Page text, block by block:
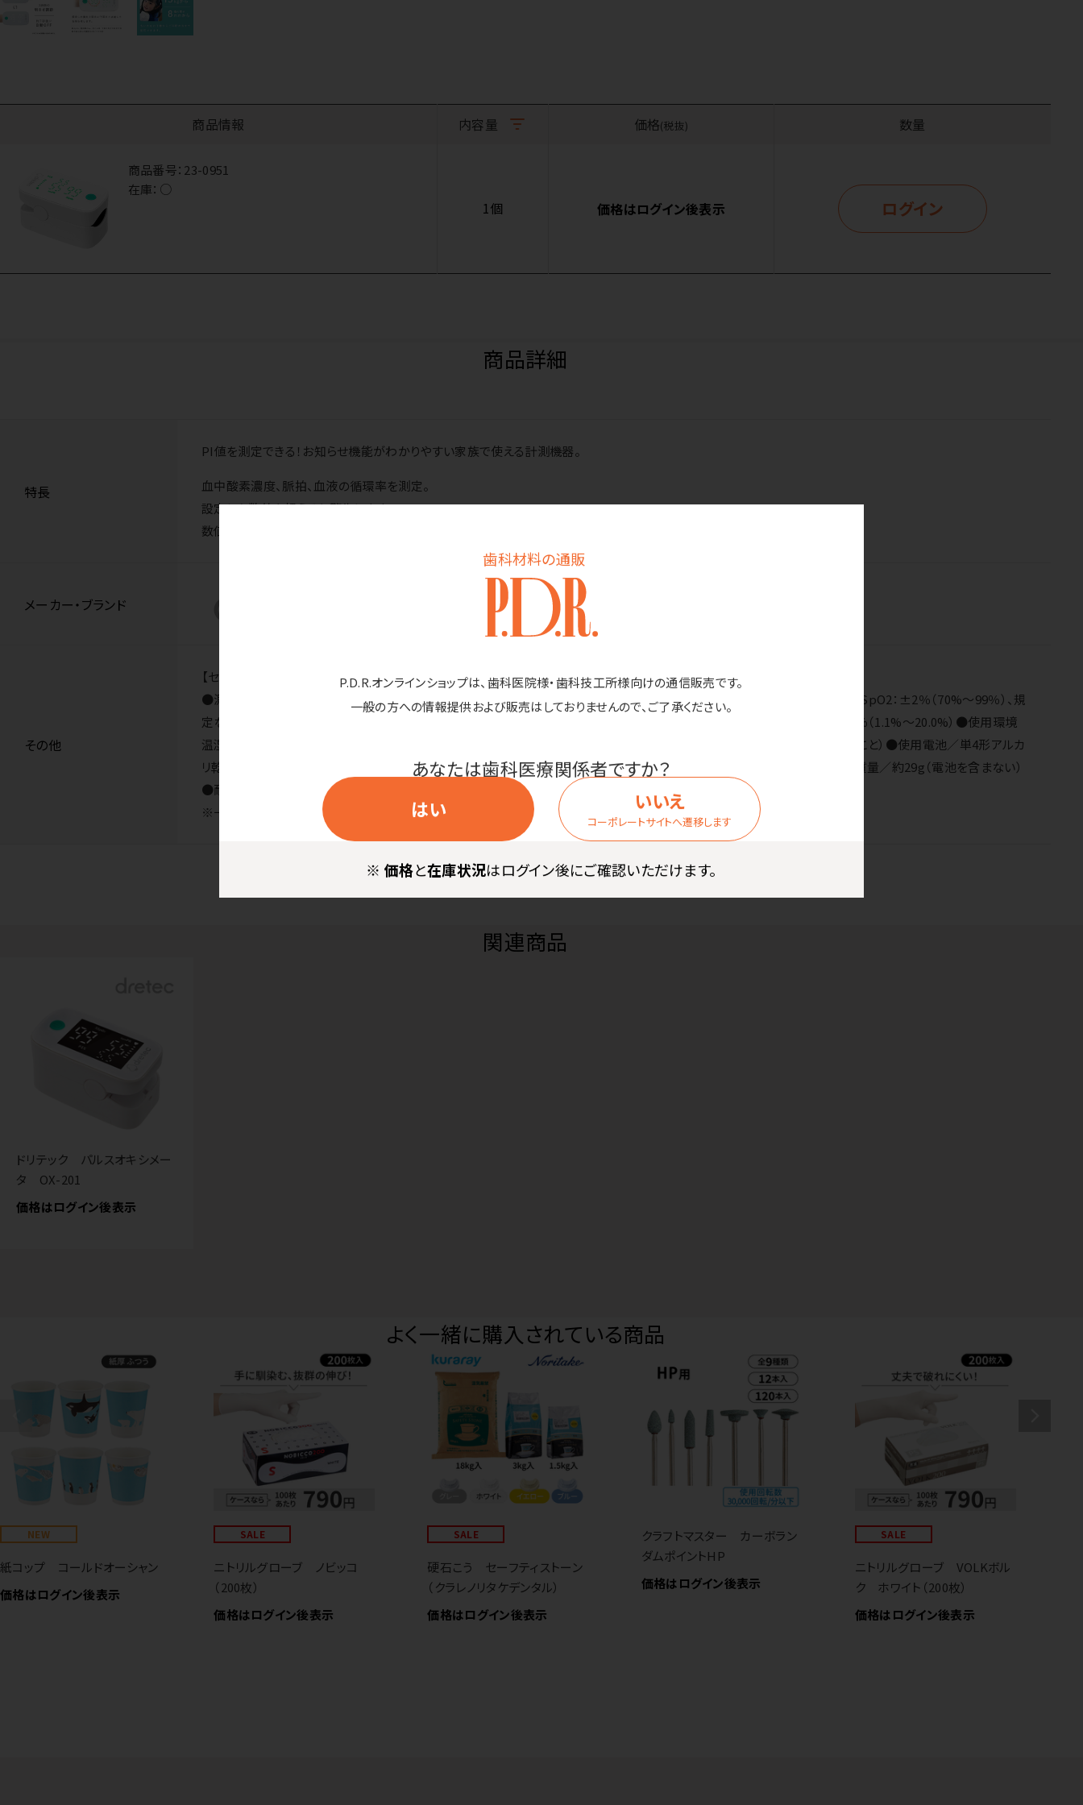
歯科材料の通販
P.D.R.オンラインショップは、歯科医院様・歯科技工所様向けの通信販売です。
一般の方への情報提供および販売はしておりませんので、ご了承ください。
あなたは歯科医療関係者ですか？
はい
いいえ
コーポレートサイトへ遷移します
※ 価格と在庫状況はログイン後にご確認いただけます。
商品情報 内容量 価格(税抜) 数量
商品番号： 23-0951
在庫： ○
1個 価格はログイン後表示 ログイン
商品詳細
特長
PI値を測定できる！お知らせ機能がわかりやすい家族で使える計測機器。
血中酸素濃度、脈拍、血液の循環率を測定。
設定した数値を超えると警告します。
数値が見やすいです。
メーカー・ブランド
その他
【セット内容】本体、動作確認用電池（単4形アルカリ乾電池2個）、ストラップ、取扱説明書（保証書付）、医療機器添付文書
●測定方法／2波長吸光度法●測定範囲／SpO2：70%～99％ 脈拍：30bpm～250bpm PI：0.3％～20.0％●測定精度／SpO2：±2％（70%～99％）、規
定なし（70%未満） 脈拍：±2bpm（30bpm～100bpm）、±2％（100bpm～250bpm） PI：±0.2％（0.3%～1.0%）、±2.0％（1.1%～20.0%）●使用環境
温湿度／10℃～40℃ 30％RH～85％RH（結露なきこと）●保管環境温湿度／-10℃～60℃ 10％RH～85％RH（結露なきこと）●使用電池／単4形アルカ
リ乾電池2個（DC3V）●電池寿命／約3000回●電撃保護／内部電源機器BF型●本体寸法／約D56×W30×H31mm●本体質量／約29g（電池を含まない）
●耐用年数／4年（メーカー自己認証による）●メーカー保証期間／1年間
※一般的名称：パルスオキシメータ 認証番号：304AKBZX00072000
関連商品
ドリテック パルスオキシメー
タ OX-201
価格はログイン後表示
よく一緒に購入されている商品
NEW
紙コップ コールドオーシャン
価格はログイン後表示
SALE
ニトリルグローブ ノビッコ
（200枚）
価格はログイン後表示
SALE
硬石こう セーフティストーン
（クラレノリタケデンタル）
価格はログイン後表示
クラフトマスター カーボラン
ダムポイントHP
価格はログイン後表示
SALE
ニトリルグローブ VOLKボル
ク ホワイト（200枚）
価格はログイン後表示